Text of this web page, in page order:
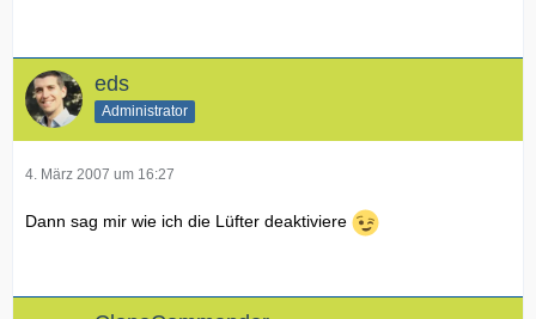
eds
Administrator
4. März 2007 um 16:27
Dann sag mir wie ich die Lüfter deaktiviere